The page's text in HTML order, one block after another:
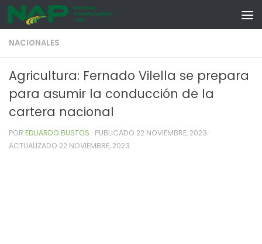
Skip to content
NACIONALES
Agricultura: Fernado Vilella se prepara
para asumir la conducción de la
cartera nacional
POR EDUARDO BUSTOS · PUBLICADO 22 NOVIEMBRE, 2023 ·
ACTUALIZADO 22 NOVIEMBRE, 2023